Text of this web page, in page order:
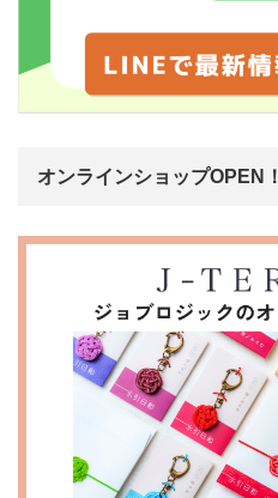
オンラインショップOPEN！